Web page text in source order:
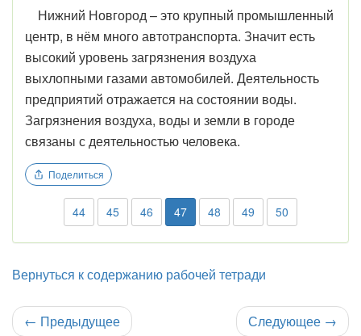
Нижний Новгород – это крупный промышленный
центр, в нём много автотранспорта. Значит есть
высокий уровень загрязнения воздуха
выхлопными газами автомобилей. Деятельность
предприятий отражается на состоянии воды.
Загрязнения воздуха, воды и земли в городе
связаны с деятельностью человека.
Поделиться
44 45 46 47 48 49 50
Вернуться к содержанию рабочей тетради
← Предыдущее Следующее →